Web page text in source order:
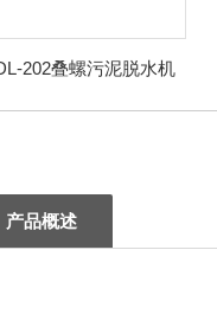
202叠螺污泥脱水机
产品概述